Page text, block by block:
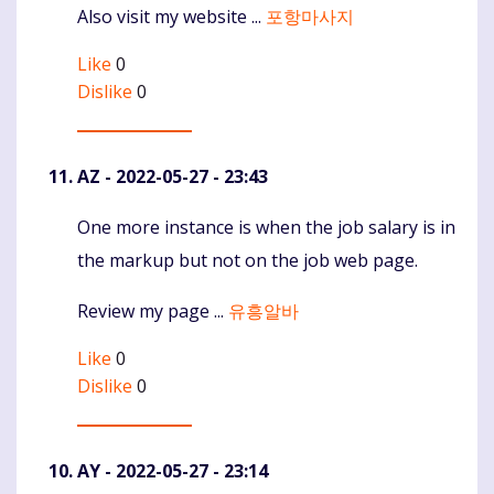
Also visit my website ... 포항마사지
Like 0
Dislike 0
AZ - 2022-05-27 - 23:43
Komentaras
One more instance is when the job salary is in
the markup but not on the job web page.
Review my page ... 유흥알바
Like 0
Dislike 0
AY - 2022-05-27 - 23:14